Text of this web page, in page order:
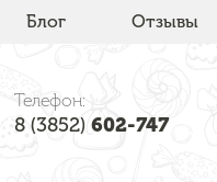
Блог Отзывы
Телефон:
8 (3852) 602-747